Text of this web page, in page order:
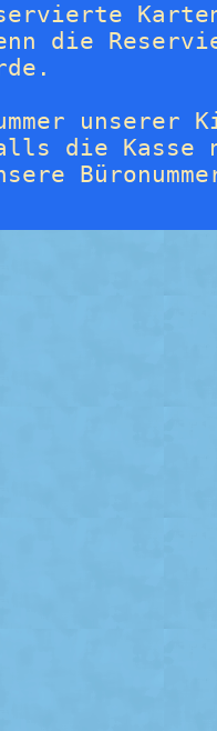
die
unserer
die